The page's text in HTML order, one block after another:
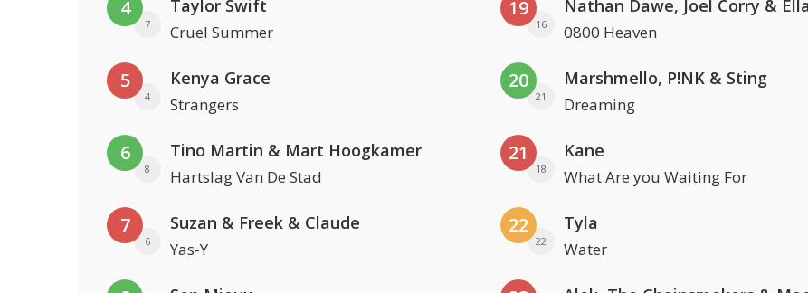
4
7
Taylor Swift
Cruel Summer
5
4
Kenya Grace
Strangers
6
8
Tino Martin & Mart Hoogkamer
Hartslag Van De Stad
7
6
Suzan & Freek & Claude
Yas-Y
19
16 0800 Heaven
20
21
Marshmello, P!NK & Sting
Dreaming
21
18
Kane
What Are you Waiting For
22
22
Tyla
Water